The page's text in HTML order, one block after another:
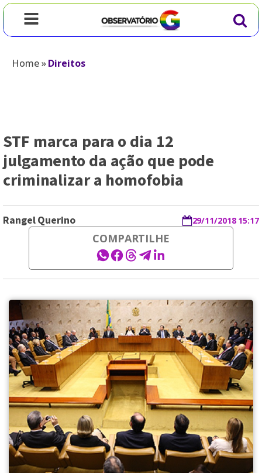
Home»Direitos
STF marca para o dia 12
julgamento da ação que pode
criminalizar a homofobia
Rangel Querino 29/11/2018 15:17
COMPARTILHE